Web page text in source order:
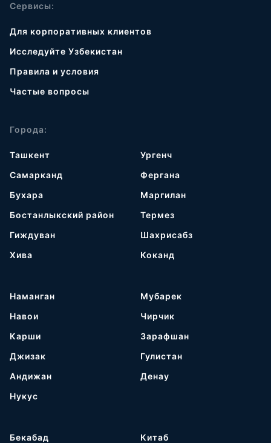
Сервисы:
Для корпоративных клиентов
Исследуйте Узбекистан
Правила и условия
Частые вопросы
Города:
Ташкент
Самарканд
Бухара
Бостанлыкский район
Гиждуван
Хива
Ургенч
Фергана
Маргилан
Термез
Шахрисабз
Коканд
Наманган
Навои
Карши
Джизак
Андижан
Нукус
Мубарек
Чирчик
Зарафшан
Гулистан
Денау
Бекабад
Китаб